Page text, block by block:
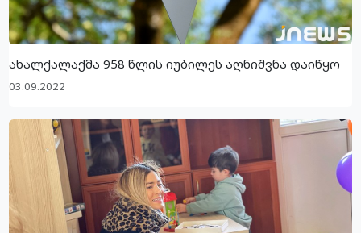
ახალქალაქმა 958 წლის იუბილეს აღნიშვნა დაიწყო
03.09.2022